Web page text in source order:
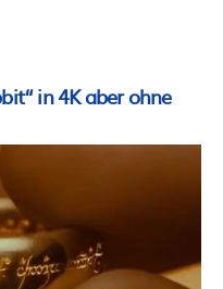
in 4K aber ohne